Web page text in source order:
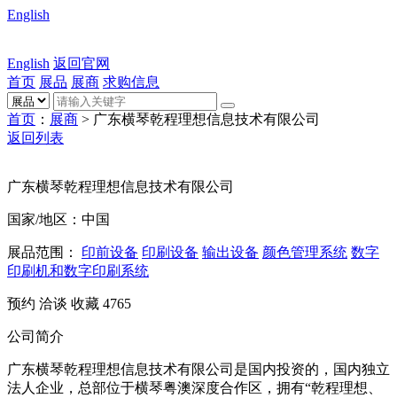
English
English 返回官网
首页 展品 展商 求购信息
首页 ： 展商 > 广东横琴乾程理想信息技术有限公司
返回列表
广东横琴乾程理想信息技术有限公司
国家/地区：中国
展品范围： 印前设备 印刷设备 输出设备 颜色管理系统 数字
印刷机和数字印刷系统
预约 洽谈 收藏 4765
公司简介
广东横琴乾程理想信息技术有限公司是国内投资的，国内独立
法人企业，总部位于横琴粤澳深度合作区，拥有“乾程理想、